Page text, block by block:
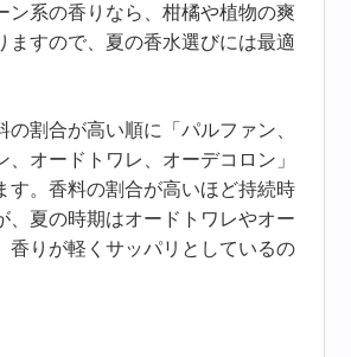
ン系の香りなら、柑橘や植物の爽
ますので、夏の香水選びには最適
の割合が高い順に「パルファン、
、オードトワレ、オーデコロン」
す。香料の割合が高いほど持続時
、夏の時期はオードトワレやオー
香りが軽くサッパリとしているの